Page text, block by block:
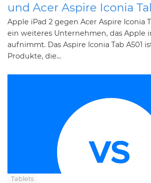
und Acer Aspire Iconia
Apple iPad 2 gegen Acer Aspire Iconia
ein weiteres Unternehmen, das Apple
aufnimmt. Das Aspire Iconia Tab A501
Produkte, die...
Tablets